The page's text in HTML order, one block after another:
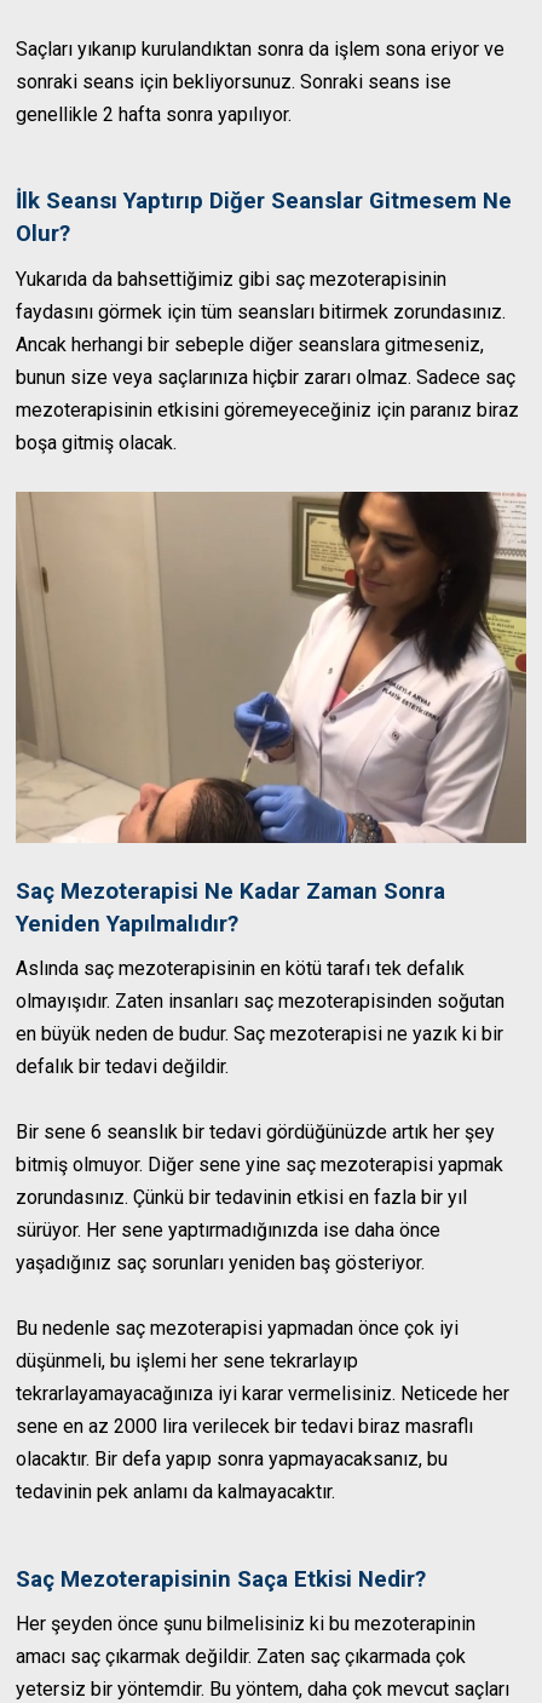
Saçları yıkanıp kurulandıktan sonra da işlem sona eriyor ve
sonraki seans için bekliyorsunuz. Sonraki seans ise
genellikle 2 hafta sonra yapılıyor.
İlk Seansı Yaptırıp Diğer Seanslar Gitmesem Ne
Olur?
Yukarıda da bahsettiğimiz gibi saç mezoterapisinin
faydasını görmek için tüm seansları bitirmek zorundasınız.
Ancak herhangi bir sebeple diğer seanslara gitmeseniz,
bunun size veya saçlarınıza hiçbir zararı olmaz. Sadece saç
mezoterapisinin etkisini göremeyeceğiniz için paranız biraz
boşa gitmiş olacak.
Saç Mezoterapisi Ne Kadar Zaman Sonra
Yeniden Yapılmalıdır?
Aslında saç mezoterapisinin en kötü tarafı tek defalık
olmayışıdır. Zaten insanları saç mezoterapisinden soğutan
en büyük neden de budur. Saç mezoterapisi ne yazık ki bir
defalık bir tedavi değildir.
Bir sene 6 seanslık bir tedavi gördüğünüzde artık her şey
bitmiş olmuyor. Diğer sene yine saç mezoterapisi yapmak
zorundasınız. Çünkü bir tedavinin etkisi en fazla bir yıl
sürüyor. Her sene yaptırmadığınızda ise daha önce
yaşadığınız saç sorunları yeniden baş gösteriyor.
Bu nedenle saç mezoterapisi yapmadan önce çok iyi
düşünmeli, bu işlemi her sene tekrarlayıp
tekrarlayamayacağınıza iyi karar vermelisiniz. Neticede her
sene en az 2000 lira verilecek bir tedavi biraz masraflı
olacaktır. Bir defa yapıp sonra yapmayacaksanız, bu
tedavinin pek anlamı da kalmayacaktır.
Saç Mezoterapisinin Saça Etkisi Nedir?
Her şeyden önce şunu bilmelisiniz ki bu mezoterapinin
amacı saç çıkarmak değildir. Zaten saç çıkarmada çok
yetersiz bir yöntemdir. Bu yöntem, daha çok mevcut saçları